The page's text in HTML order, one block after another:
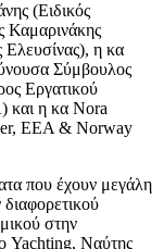
(Ειδικός
η κα
Σύμβουλος
Εργατικού
και η κα Nora
EEA & Norway
που έχουν μεγάλη
στην
Yachting, Ναύτης